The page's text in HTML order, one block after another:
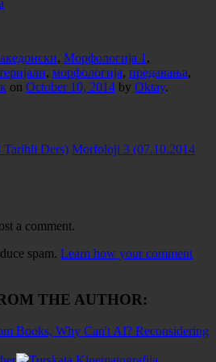
, Морфологија 1 ,
, морфологија, предавања,
on October 10, 2014 by Oktay.
Ders) Morfoloji 3 (07.10.2014
a comment.
spam. Learn how your comment
THE AUTHOR: